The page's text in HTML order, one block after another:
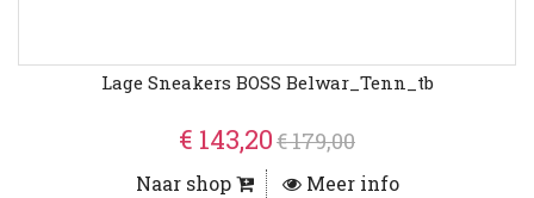
Lage Sneakers BOSS Belwar_Tenn_tb
€ 143,20€ 179,00
Naar shop Meer info